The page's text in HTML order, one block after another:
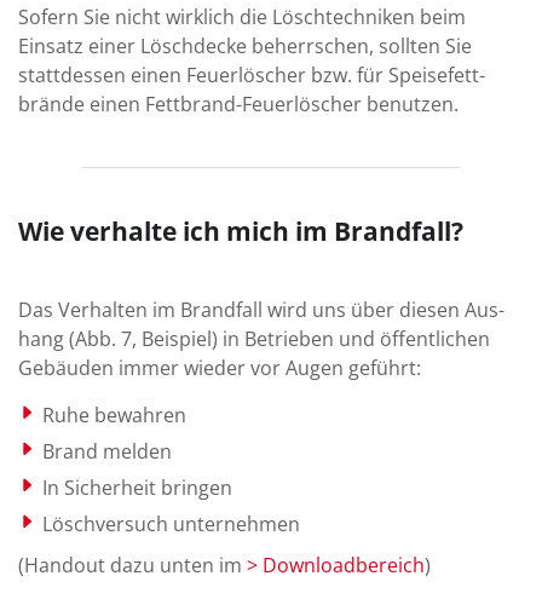
Sofern Sie nicht wirklich die Löschtechniken beim
Einsatz einer Lösch­decke beherrschen, sollten Sie
statt­dessen einen Feuerlöscher bzw. für Speise­fett­
brände einen Fett­brand-Feuer­löscher be­nutzen.
Wie verhalte ich mich im Brandfall?
Das Verhalten im Brand­fall wird uns über diesen Aus­
hang (Abb. 7, Beispiel) in Be­trie­ben und öffent­lichen
Ge­bäuden immer wieder vor Augen geführt:
Ruhe bewahren
Brand melden
In Sicherheit bringen
Löschversuch unter­nehmen
(Hand­out dazu unten im > Down­load­bereich)